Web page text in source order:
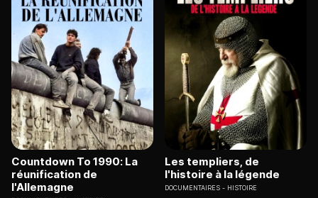
Countdown To 1990: La
réunification de
l'Allemagne
Les templiers, de
l'histoire à la légende
DOCUMENTAIRES HISTOIRE